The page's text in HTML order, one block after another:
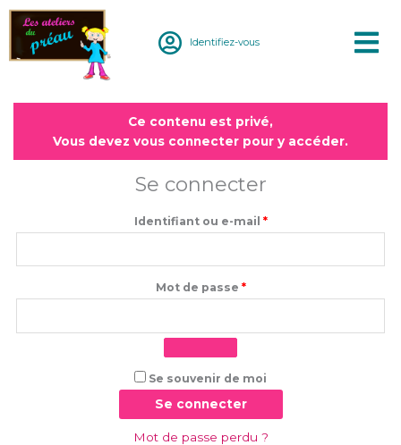
Aller
contenu
Identifiez-vous
Ce contenu est privé,
Vous devez vous connecter pour y accéder.
Se connecter
Identifiant ou e-mail *
Mot de passe *
Obligatoire
Se souvenir de moi
Se connecter
Mot de passe perdu ?